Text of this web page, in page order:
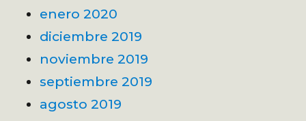
enero 2020
diciembre 2019
noviembre 2019
septiembre 2019
agosto 2019